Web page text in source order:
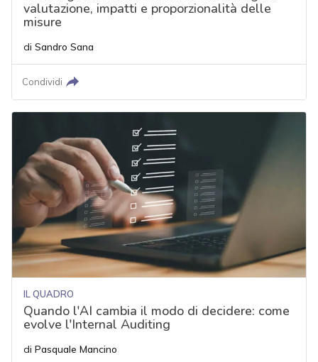
valutazione, impatti e proporzionalità delle
misure
di Sandro Sana
Condividi
IL QUADRO
Quando l'AI cambia il modo di decidere: come
evolve l'Internal Auditing
di Pasquale Mancino